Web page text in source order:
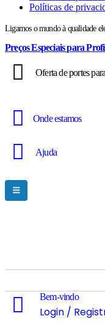
Políticas de
Ligamos o mundo à qualidade
Preços Especiais para
Oferta de portes
Onde estamos
Ajuda
Bem-vindo
Login /